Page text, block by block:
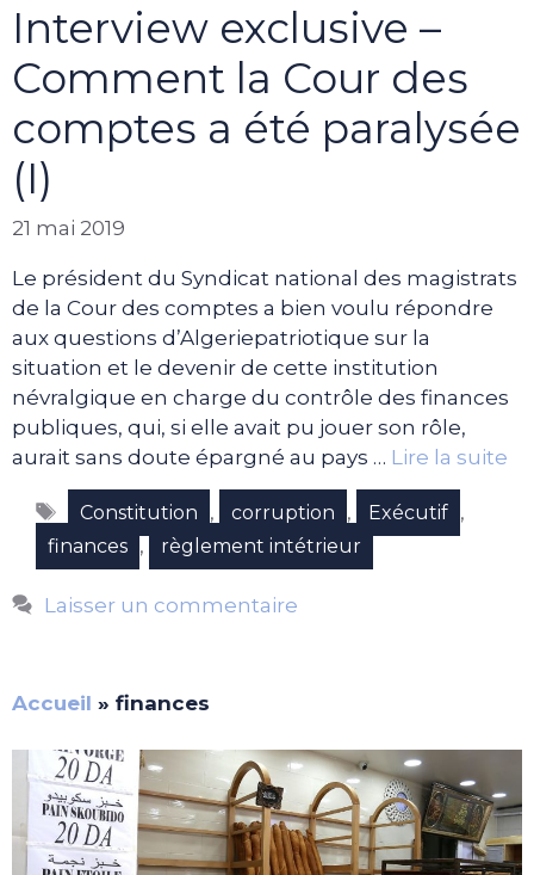
Interview exclusive –
Comment la Cour des
comptes a été paralysée
(I)
21 mai 2019
Le président du Syndicat national des magistrats
de la Cour des comptes a bien voulu répondre
aux questions d’Algeriepatriotique sur la
situation et le devenir de cette institution
névralgique en charge du contrôle des finances
publiques, qui, si elle avait pu jouer son rôle,
aurait sans doute épargné au pays … Lire la suite
Étiquettes
Constitution , corruption , Exécutif ,
finances , règlement intétrieur
Laisser un commentaire
Accueil » finances